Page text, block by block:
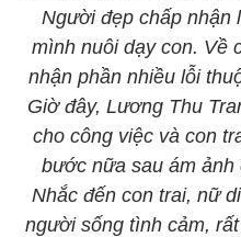
Người đẹp chấp nhận
mình nuôi dạy con. Về
nhận phần nhiều lỗi
Giờ đây, Lương Thu
cho công việc và con
bước nữa sau ám ảnh
Nhắc đến con trai, nữ
người sống tình cảm,